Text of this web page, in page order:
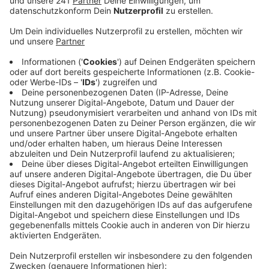
Veröffentlicht:Donnerstag, 19.05.2022 08:06
Anzeige
Fahrgästen sollen dadurch verlässliche Informationen
zum Busverkehr bekommen. Zunächst sind im
Euskirchener Stadtgebiet 18 digitale Anzeigetafeln an
wichtigen Busstationen geplant. Parallel hat auch die
RVK begonnen, im Kreis Euskirchen an weiteren
Haltestellen digitale Anzeiger zu installieren.
In den vergangenen fünf Jahren wurde vom
Nahverkehr Rheinland im Kreis Euskirchen viel Geld
investiert. Zuletzt über fünf Millionen Euro für
barrierefreie Haltestellen. Geplant sind im gesamten
Rheinland auch Mobilstationen mit
Fahrradabstellanlagen.